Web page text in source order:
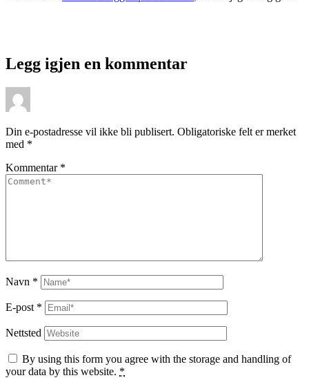
Legg igjen en kommentar
Din e-postadresse vil ikke bli publisert. Obligatoriske felt er merket
med *
Kommentar *
Navn *
E-post *
Nettsted
By using this form you agree with the storage and handling of
your data by this website. *